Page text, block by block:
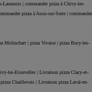
Laonnois | commander pizza à Chivy-les-
pizza à Assis-sur-Serre | commander
Molinchart | pizza Vivaise | pizza Bucy-les-
les-Etouvelles | Livraison pizza Clacy-et-
Chaillevois | Livraison pizza Laval-en-